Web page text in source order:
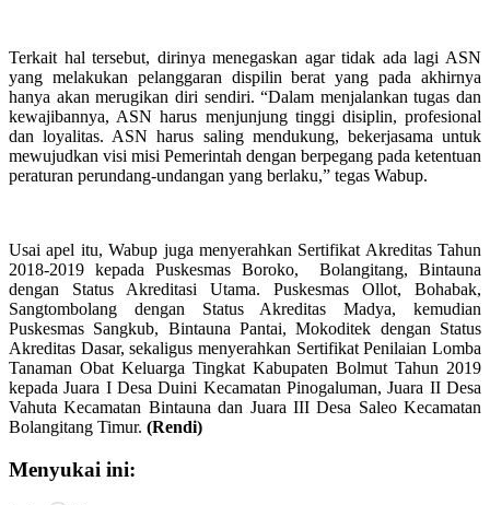
Terkait hal tersebut, dirinya menegaskan agar tidak ada lagi ASN
yang melakukan pelanggaran dispilin berat yang pada akhirnya
hanya akan merugikan diri sendiri. “Dalam menjalankan tugas dan
kewajibannya, ASN harus menjunjung tinggi disiplin, profesional
dan loyalitas. ASN harus saling mendukung, bekerjasama untuk
mewujudkan visi misi Pemerintah dengan berpegang pada ketentuan
peraturan perundang-undangan yang berlaku,” tegas Wabup.
Usai apel itu, Wabup juga menyerahkan Sertifikat Akreditas Tahun
2018-2019 kepada Puskesmas Boroko, Bolangitang, Bintauna
dengan Status Akreditasi Utama. Puskesmas Ollot, Bohabak,
Sangtombolang dengan Status Akreditas Madya, kemudian
Puskesmas Sangkub, Bintauna Pantai, Mokoditek dengan Status
Akreditas Dasar, sekaligus menyerahkan Sertifikat Penilaian Lomba
Tanaman Obat Keluarga Tingkat Kabupaten Bolmut Tahun 2019
kepada Juara I Desa Duini Kecamatan Pinogaluman, Juara II Desa
Vahuta Kecamatan Bintauna dan Juara III Desa Saleo Kecamatan
Bolangitang Timur. (Rendi)
Menyukai ini: